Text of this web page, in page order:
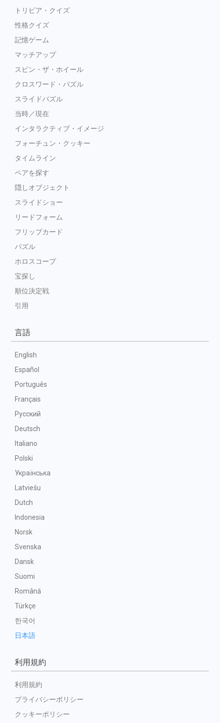
トリビア・クイズ
性格クイズ
記憶ゲーム
マッチアップ
スピン・ザ・ホイール
クロスワード・パズル
スライドパズル
当時／現在
インタラクティブ・イメージ
フォーチュン・クッキー
タイムライン
ペアを探す
隠しオブジェクト
スライドショー
リードフォーム
フリップカード
パズル
ホロスコープ
宝探し
順位決定戦
引用
言語
English
Español
Português
Français
Русский
Deutsch
Italiano
Polski
Українська
Latviešu
Dutch
Indonesia
Norsk
Svenska
Dansk
Suomi
Română
Türkçe
한국어
日本語
利用規約
利用規約
プライバシーポリシー
クッキーポリシー